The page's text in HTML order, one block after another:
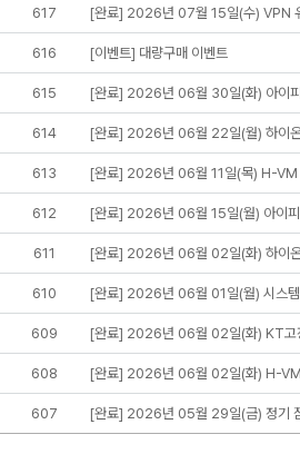
617 [완료] 2026년 07월 15일(수) VPN
616 [이벤트] 대량구매 이벤트
615 [완료] 2026년 06월 30일(화) 아이
614 [완료] 2026년 06월 22일(월) 하이
613 [완료] 2026년 06월 11일(목) H-VM
612 [완료] 2026년 06월 15일(월) 아이
611 [완료] 2026년 06월 02일(화) 하이
610 [완료] 2026년 06월 01일(월) 시스템
609 [완료] 2026년 06월 02일(화) KT고
608 [완료] 2026년 06월 02일(화) H-
607 [완료] 2026년 05월 29일(금) 정기